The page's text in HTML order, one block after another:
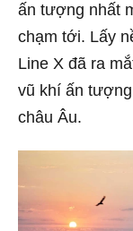
ấn tượng nhất
chạm tới. Lấy
Line X đã ra
vũ khí ấn
châu Âu.